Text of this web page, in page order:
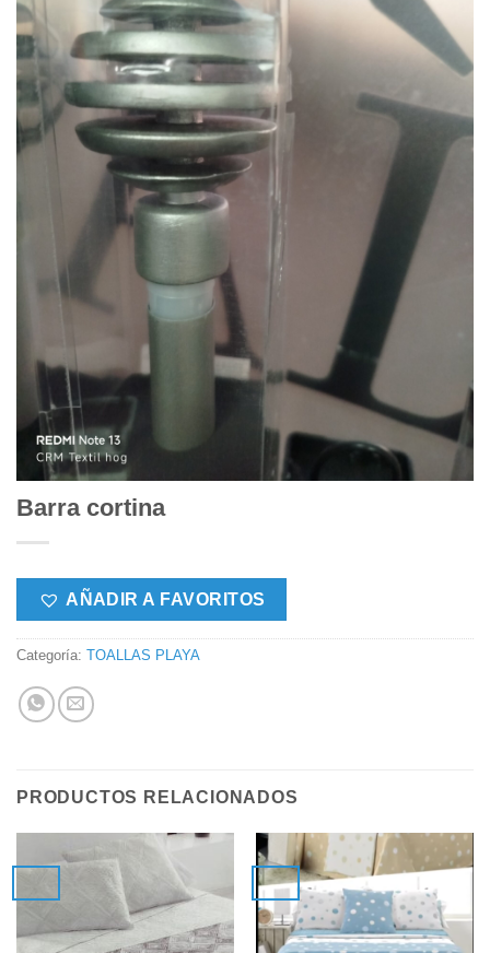
Barra cortina
AÑADIR A FAVORITOS
Categoría: TOALLAS PLAYA
PRODUCTOS RELACIONADOS